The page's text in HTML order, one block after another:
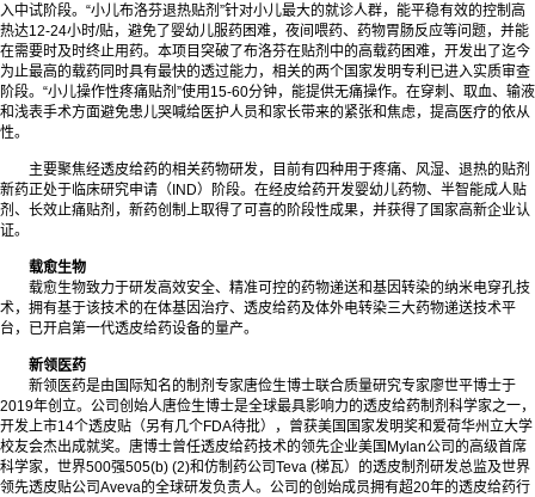
入中试阶段。“小儿布洛芬退热贴剂”针对小儿最大的就诊人群，能平稳有效的控制高
热达12-24小时/贴，避免了婴幼儿服药困难，夜间喂药、药物胃肠反应等问题，并能
在需要时及时终止用药。本项目突破了布洛芬在贴剂中的高载药困难，开发出了迄今
为止最高的载药同时具有最快的透过能力，相关的两个国家发明专利已进入实质审查
阶段。“小儿操作性疼痛贴剂”使用15-60分钟，能提供无痛操作。在穿刺、取血、输液
和浅表手术方面避免患儿哭喊给医护人员和家长带来的紧张和焦虑，提高医疗的依从
性。
主要聚焦经透皮给药的相关药物研发，目前有四种用于疼痛、风湿、退热的贴剂
新药正处于临床研究申请（IND）阶段。在经皮给药开发婴幼儿药物、半智能成人贴
剂、长效止痛贴剂，新药创制上取得了可喜的阶段性成果，并获得了国家高新企业认
证。
载愈生物
载愈生物致力于研发高效安全、精准可控的药物递送和基因转染的纳米电穿孔技
术，拥有基于该技术的在体基因治疗、透皮给药及体外电转染三大药物递送技术平
台，已开启第一代透皮给药设备的量产。
新领医药
新领医药是由国际知名的制剂专家唐俭生博士联合质量研究专家廖世平博士于
2019年创立。公司创始人唐俭生博士是全球最具影响力的透皮给药制剂科学家之一，
开发上市14个透皮贴（另有几个FDA待批），曾获美国国家发明奖和爱荷华州立大学
校友会杰出成就奖。唐博士曾任透皮给药技术的领先企业美国Mylan公司的高级首席
科学家，世界500强505(b) (2)和仿制药公司Teva (梯瓦）的透皮制剂研发总监及世界
领先透皮贴公司Aveva的全球研发负责人。公司的创始成员拥有超20年的透皮给药行